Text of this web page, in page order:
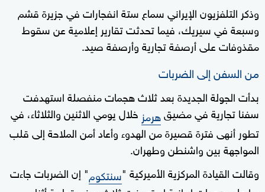
وذكر التلفزيون الإيراني سماع ستة انفجارات في جزيرة قشم
وسبعة في سيريك، فيما تحدثت تقارير إعلامية عن سقوط
مقذوفات على أرصفة تجارية وأرصفة صيد.
من السفن إلى الضربات
بدأت الجولة الجديدة بعد ثلاث هجمات منفصلة استهدفت
سفنا تجارية في مضيقهرمز خلال يومي الاثنين والثلاثاء، في
تطور أنهى فترة قصيرة من الهدوء وأعاد أمن الملاحة إلى قلب
المواجهة بين واشنطن وطهران.
وقالت القيادة المركزية الأميركية "سنتكوم" إن الضربات جاءت